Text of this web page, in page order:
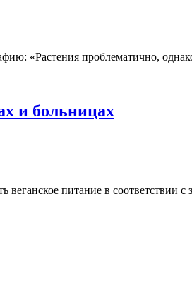
«Растения проблематично,
и больницах
питание в